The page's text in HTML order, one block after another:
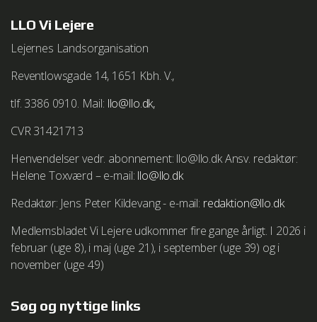
http://support.mozilla.com/da/kb/deleting cookies
http://www.google.com/support/chrome/bin/answer.py?
hl=da&answer=95647
Vejledning i at slette cookies i Safari
http://http://docs.info.apple.com/article.html?
Vejledning i at slette cookies på Safari iOS
http://support.apple.com/kb/HT1677
We work with1 third parties
LLO Vi Lejere
Lejernes Landsorganisation
Reventlowsgade 14, 1651 Kbh. V.,
tlf. 3386 0910. Mail: llo@llo.dk,
CVR 31421713
Henvendelser vedr. abonnement: llo@llo.dk Ansv. redaktør:
Helene Toxværd – e-mail: llo@llo.dk
Redaktør: Jens Peter Kildevang - e-mail: redaktion@llo.dk
Medlemsbladet Vi Lejere udkommer fire gange årligt. I 2026 i
februar (uge 8), i maj (uge 21), i september (uge 39) og i
november (uge 49)
Søg og nyttige links